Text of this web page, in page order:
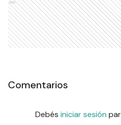
Ads
Comentarios
Debés iniciar sesión